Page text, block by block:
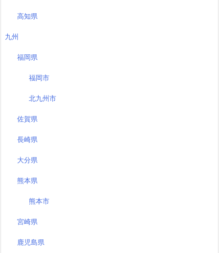
高知県
九州
福岡県
福岡市
北九州市
佐賀県
長崎県
大分県
熊本県
熊本市
宮崎県
鹿児島県